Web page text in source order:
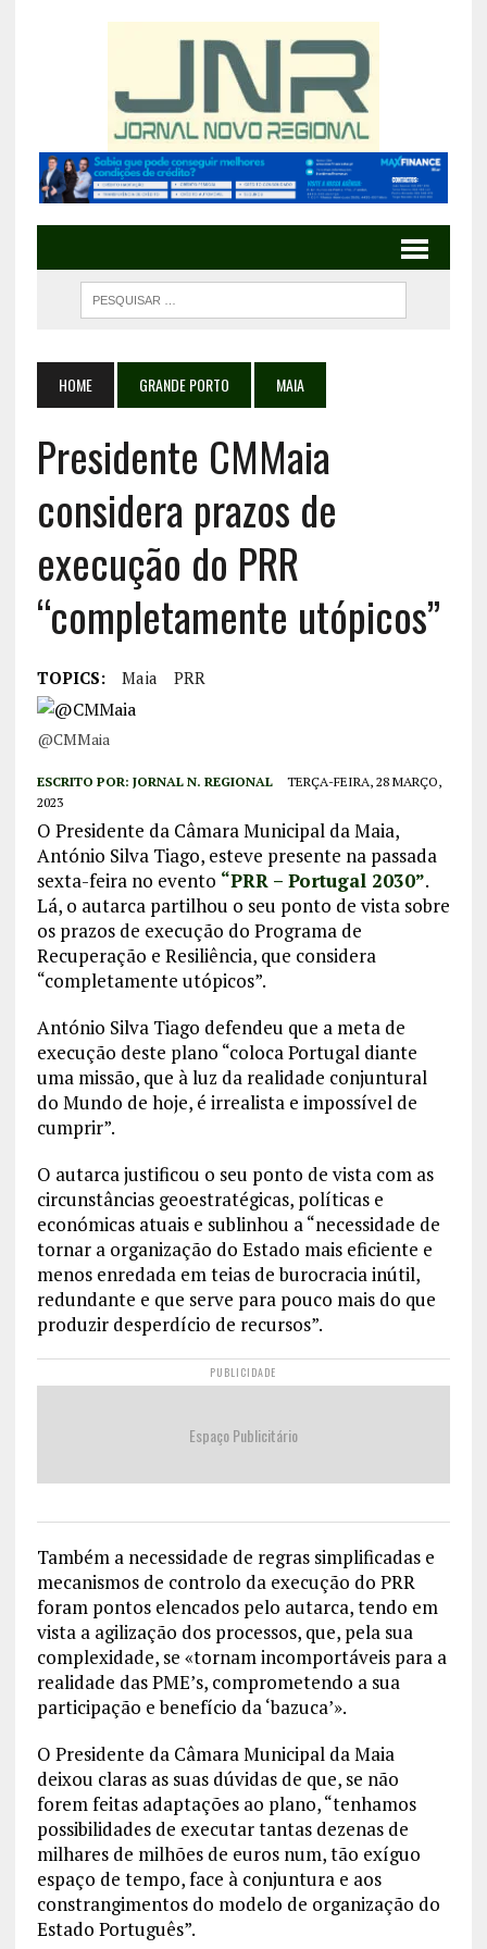
HOME GRANDE PORTO MAIA
Presidente CMMaia
considera prazos de
execução do PRR
“completamente utópicos”
TOPICS: Maia PRR
@CMMaia
ESCRITO POR: JORNAL N. REGIONAL
TERÇA-FEIRA, 28 MARÇO,
2023
O Presidente da Câmara Municipal da Maia,
António Silva Tiago, esteve presente na passada
sexta-feira no evento “PRR – Portugal 2030”.
Lá, o autarca partilhou o seu ponto de vista sobre
os prazos de execução do Programa de
Recuperação e Resiliência, que considera
“completamente utópicos”.
António Silva Tiago defendeu que a meta de
execução deste plano “coloca Portugal diante
uma missão, que à luz da realidade conjuntural
do Mundo de hoje, é irrealista e impossível de
cumprir”.
O autarca justificou o seu ponto de vista com as
circunstâncias geoestratégicas, políticas e
económicas atuais e sublinhou a “necessidade de
tornar a organização do Estado mais eficiente e
menos enredada em teias de burocracia inútil,
redundante e que serve para pouco mais do que
produzir desperdício de recursos”.
PUBLICIDADE
Espaço Publicitário
Também a necessidade de regras simplificadas e
mecanismos de controlo da execução do PRR
foram pontos elencados pelo autarca, tendo em
vista a agilização dos processos, que, pela sua
complexidade, se «tornam incomportáveis para a
realidade das PME’s, comprometendo a sua
participação e benefício da ‘bazuca’».
O Presidente da Câmara Municipal da Maia
deixou claras as suas dúvidas de que, se não
forem feitas adaptações ao plano, “tenhamos
possibilidades de executar tantas dezenas de
milhares de milhões de euros num, tão exíguo
espaço de tempo, face à conjuntura e aos
constrangimentos do modelo de organização do
Estado Português”.